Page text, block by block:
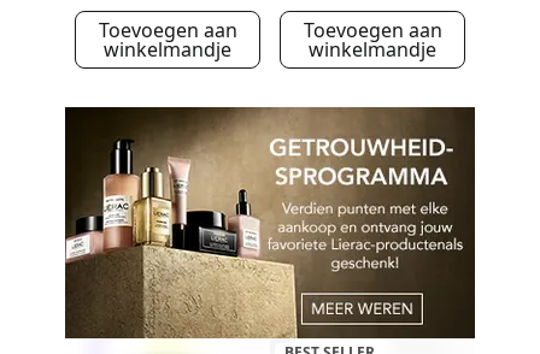
Toevoegen aan
winkelmandje
Toevoegen aan
winkelmandje